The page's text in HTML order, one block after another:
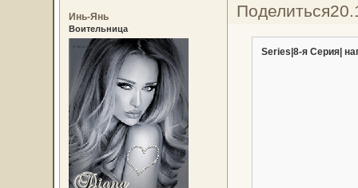
Поделиться
Инь-Янь
Воительница
Series|8-я Серия|